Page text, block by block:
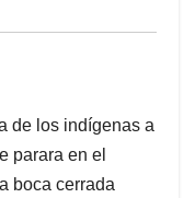
de los indígenas a
parara en el
boca cerrada